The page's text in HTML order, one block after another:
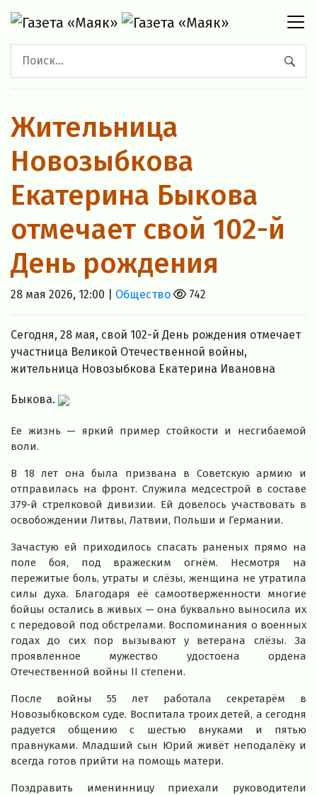
Жительница
Новозыбкова
Екатерина Быкова
отмечает свой 102-й
День рождения
28 мая 2026, 12:00 | Общество 742
Сегодня, 28 мая, свой 102-й День рождения отмечает
участница Великой Отечественной войны,
жительница Новозыбкова Екатерина Ивановна
Быкова.
Ее жизнь — яркий пример стойкости и несгибаемой
воли.
В 18 лет она была призвана в Советскую армию и
отправилась на фронт. Служила медсестрой в составе
379‑й стрелковой дивизии. Ей довелось участвовать в
освобождении Литвы, Латвии, Польши и Германии.
Зачастую ей приходилось спасать раненых прямо на
поле боя, под вражеским огнём. Несмотря на
пережитые боль, утраты и слёзы, женщина не утратила
силы духа. Благодаря её самоотверженности многие
бойцы остались в живых — она буквально выносила их
с передовой под обстрелами. Воспоминания о военных
годах до сих пор вызывают у ветерана слёзы. За
проявленное мужество удостоена ордена
Отечественной войны II степени.
После войны 55 лет работала секретарём в
Новозыбковском суде. Воспитала троих детей, а сегодня
радуется общению с шестью внуками и пятью
правнуками. Младший сын Юрий живёт неподалёку и
всегда готов прийти на помощь матери.
Поздравить именинницу приехали руководители